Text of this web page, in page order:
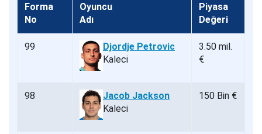
Forma
No
Oyuncu
Adı
Piyasa
Değeri
99
Djordje Petrovic
Kaleci
3.50 mil.
€
98
Jacob Jackson
Kaleci
150 Bin €